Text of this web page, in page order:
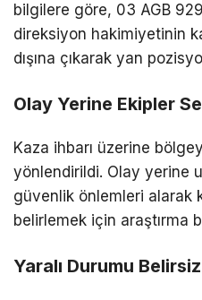
bilgilere göre, 03 AGB
direksiyon hakimiyetinin
dışına çıkarak yan
Olay Yerine Ekipler
Kaza ihbarı üzerine
yönlendirildi. Olay yerine
güvenlik önlemleri alarak
belirlemek için araştırma
Yaralı Durumu Belirsiz